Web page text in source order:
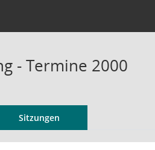
- Termine 2000
Sitzungen